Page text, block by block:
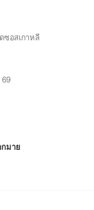
ซอสเกาหลี
69
มาย